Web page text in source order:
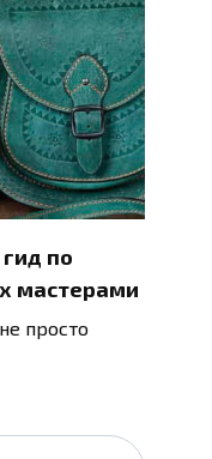
по
мастерами
просто